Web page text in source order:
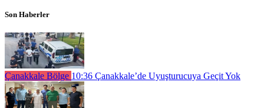
Son Haberler
Çanakkale Bölge 10:36 Çanakkale’de Uyuşturucuya Geçit Yok